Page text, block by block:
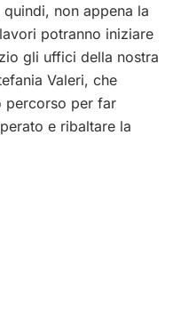
non appena la
potranno iniziare
gli uffici della nostra
Valeri, che
percorso per far
e ribaltare la